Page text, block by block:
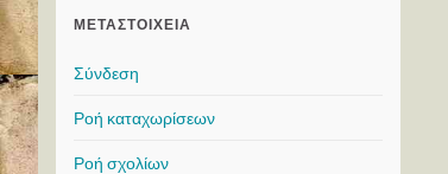
ΜΕΤΑΣΤΟΙΧΕΊΑ
Σύνδεση
Ροή καταχωρίσεων
Ροή σχολίων